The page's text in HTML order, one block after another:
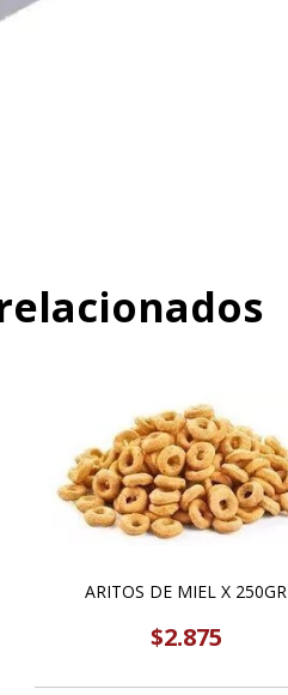
ARITOS DE MIEL X 250GR
$2.875